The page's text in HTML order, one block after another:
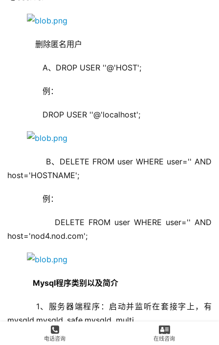
删除匿名用户
A、DROP USER ''@'HOST';
例：
DROP USER ''@'localhost';
B、DELETE FROM user WHERE user='' AND
host='HOSTNAME';
例：
DELETE FROM user WHERE user='' AND
host='nod4.nod.com';
Mysql程序类别以及简介
1、服务器端程序：启动并监听在套接字上，有
mysqld,mysqld_safe,mysqld_multi
电话咨询 在线咨询